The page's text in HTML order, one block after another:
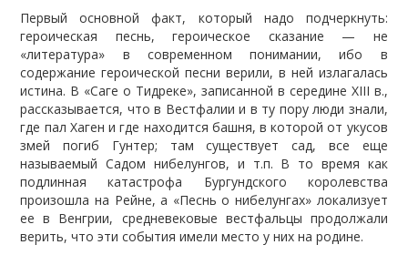
Первый основной факт, который надо подчеркнуть:
героическая песнь, героическое сказание — не
«литература» в современном понимании, ибо в
содержание героической песни верили, в ней излагалась
истина. В «Саге о Тидреке», записанной в середине XIII в.,
рассказывается, что в Вестфалии и в ту пору люди знали,
где пал Хаген и где находится башня, в которой от укусов
змей погиб Гунтер; там существует сад, все еще
называемый Садом нибелунгов, и т.п. В то время как
подлинная катастрофа Бургундского королевства
произошла на Рейне, а «Песнь о нибелунгах» локализует
ее в Венгрии, средневековые вестфальцы продолжали
верить, что эти события имели место у них на родине.